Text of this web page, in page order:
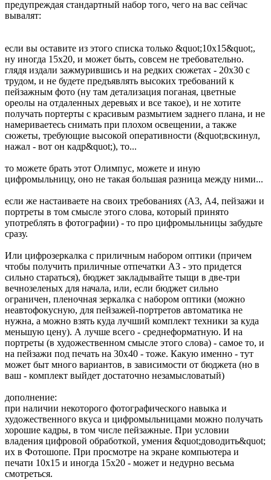
предупреждая стандартный набор того, чего на вас сейчас
вывалят:
если вы оставите из этого списка только &quot;10х15&quot;,
ну иногда 15х20, и может быть, совсем не требовательно.
глядя издали зажмурившись и на редких сюжетах - 20х30 с
трудом, и не будете предъявлять высоких требований к
пейзажным фото (ну там детализация поганая, цветные
ореолы на отдаленных деревьях и все такое), и не хотите
получать портерты с красивым размытием заднего плана, и не
намериваетесь снимать при плохом освещении, а также
сюжеты, требующие высокой оперативности (&quot;вскинул,
нажал - вот он кадр&quot;), то...
то можете брать этот Олимпус, можете и иную
цифромыльницу, оно не такая большая разница между ними...
если же настаиваете на своих требованиях (А3, А4, пейзажи и
портреты в том смысле этого слова, который принято
употреблять в фотографии) - то про цифромыльницы забудьте
сразу.
Или цифрозеркалка с приличным набором оптики (причем
чтобы получить приличные отпечатки А3 - это придется
сильно стараться), бюджет закладывайте тыщи в две-три
вечнозеленых для начала, или, если бюджет сильно
ограничен, пленочная зеркалка с набором оптики (можно
неавтофокусную, для пейзажей-портретов автоматика не
нужна, а можно взять куда лучший комплект техники за куда
меньшую цену). А лучше всего - среднеформатную. И на
портреты (в художественном смысле этого слова) - самое то, и
на пейзажи под печать на 30х40 - тоже. Какую именно - тут
может быт много вариантов, в зависимости от бюджета (но в
ваш - комплект выйдет достаточно незамысловатый)
дополнение:
при наличии некоторого фотографического навыка и
художественного вкуса и цифромыльницами можно получать
хорошие кадры, в том числе пейзажные. При условии
владения цифровой обработкой, умения &quot;доводить&quot;
их в Фотошопе. При просмотре на экране компьютера и
печати 10х15 и иногда 15х20 - может и недурно весьма
смотреться.